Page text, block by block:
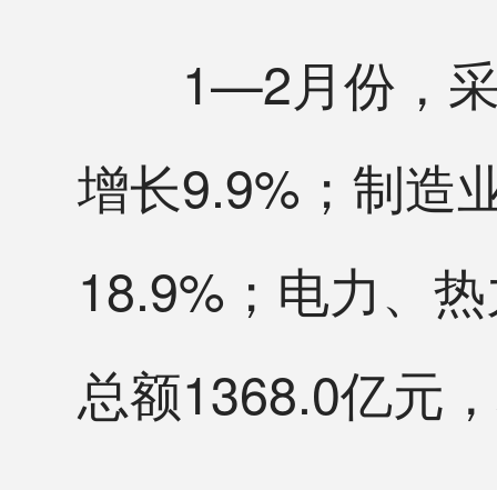
1—2月份，采
增长9.9%；制造
18.9%；电力、
总额1368.0亿元